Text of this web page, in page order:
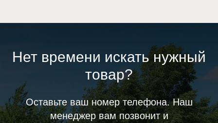
Нет времени искать нужный
товар?
Оставьте ваш номер телефона. Наш
менеджер вам позвонит и